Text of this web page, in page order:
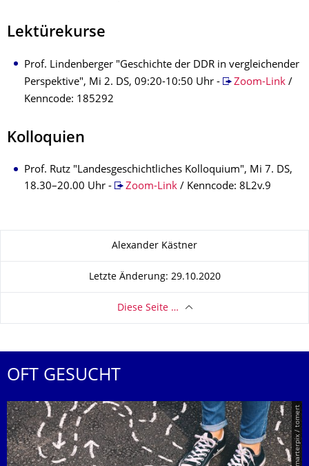
Lektürekurse
Prof. Lindenberger "Geschichte der DDR in vergleichender
Perspektive", Mi 2. DS, 09:20-10:50 Uhr -
Zoom-Link/
Kenncode: 185292
Kolloquien
Prof. Rutz "Landesgeschichtliches Kolloquium", Mi 7. DS,
18.30–20.00 Uhr -
Zoom-Link / Kenncode: 8L2v.9
Alexander Kästner
Letzte Änderung: 29.10.2020
Diese Seite …
OFT GESUCHT
© Smarterpix / tomert